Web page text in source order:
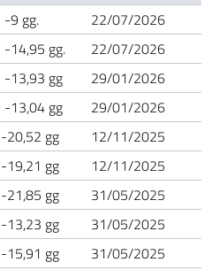
-9 gg.
22/07/2026
-14,95 gg.
22/07/2026
-13,93 gg
29/01/2026
-13,04 gg
29/01/2026
-20,52 gg
12/11/2025
-19,21 gg
12/11/2025
-21,85 gg
31/05/2025
-13,23 gg
31/05/2025
-15,91 gg
31/05/2025